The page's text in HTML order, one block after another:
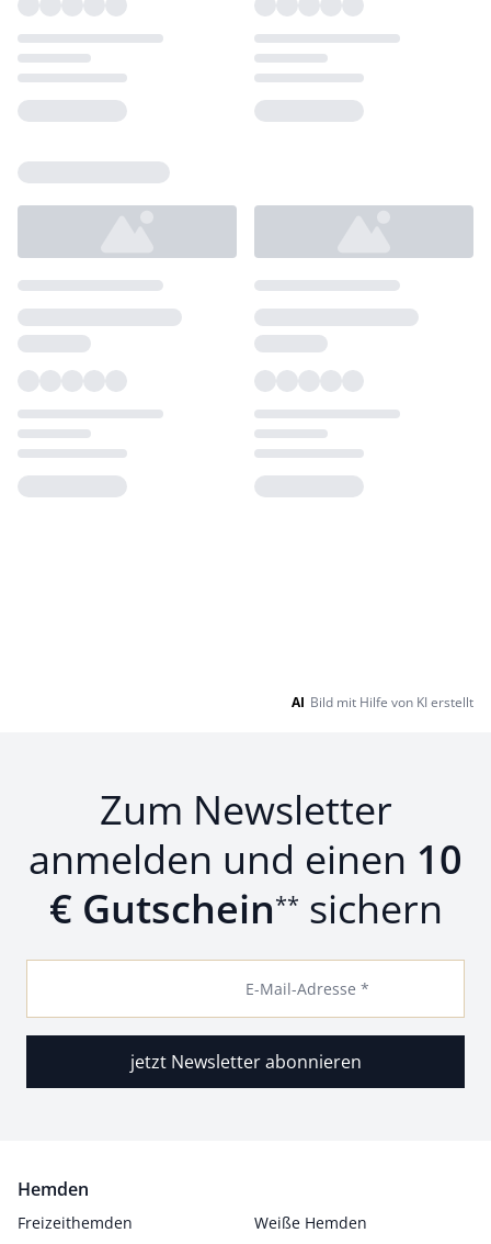
AI Bild mit Hilfe von KI erstellt
Zum Newsletter
anmelden und einen 10
€ Gutschein** sichern
E-Mail-Adresse *
jetzt Newsletter abonnieren
Hemden
Freizeithemden
Weiße Hemden